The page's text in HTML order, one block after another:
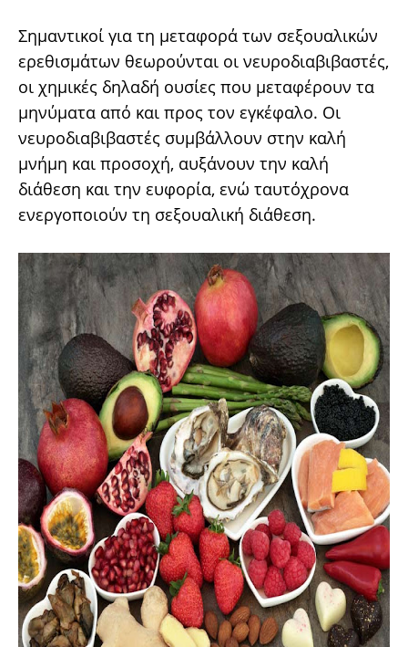
Σημαντικοί για τη μεταφορά των σεξουαλικών
ερεθισμάτων θεωρούνται οι νευροδιαβιβαστές,
οι χημικές δηλαδή ουσίες που μεταφέρουν τα
μηνύματα από και προς τον εγκέφαλο. Oι
νευροδιαβιβαστές συμβάλλουν στην καλή
μνήμη και προσοχή, αυξάνουν την καλή
διάθεση και την ευφορία, ενώ ταυτόχρονα
ενεργοποιούν τη σεξουαλική διάθεση.